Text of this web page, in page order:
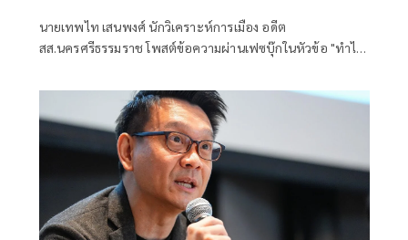
นายเทพไท เสนพงศ์ นักวิเคราะห์การเมือง อดีต
สส.นครศรีธรรมราช โพสต์ข้อความผ่านเฟซบุ๊กในหัวข้อ "ทำไม